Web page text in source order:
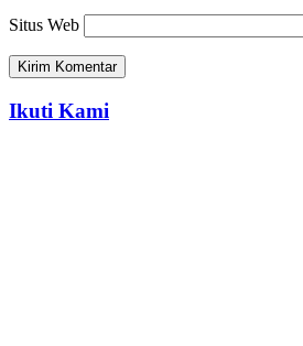
Situs Web
Ikuti Kami